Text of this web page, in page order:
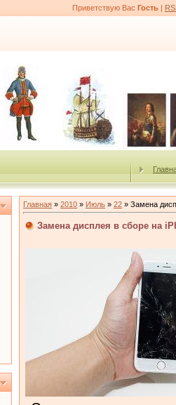
Приветствую Вас Гость |
Главная » 2010 » Июль » 22 » Замена
Замена дисплея в сборе на